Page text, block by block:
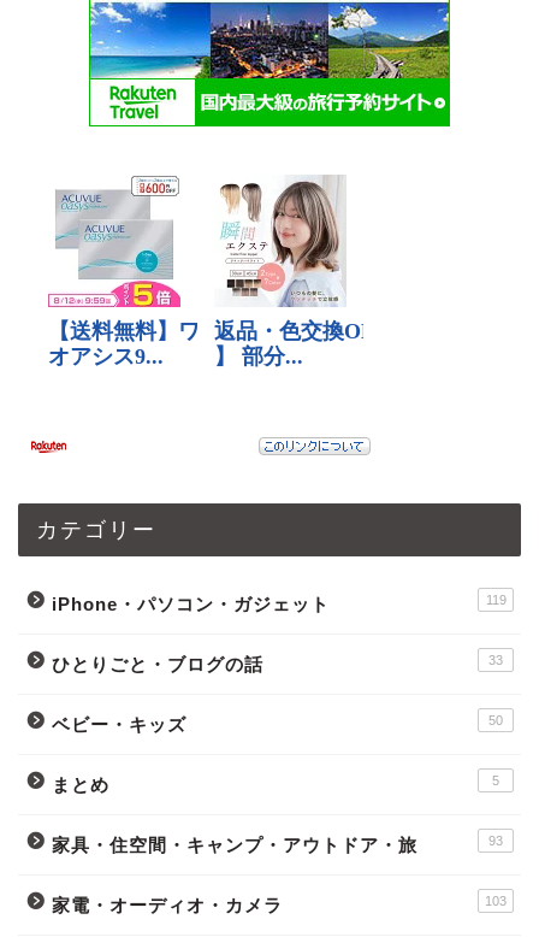
カテゴリー
iPhone・パソコン・ガジェット 119
ひとりごと・ブログの話 33
ベビー・キッズ 50
まとめ 5
家具・住空間・キャンプ・アウトドア・旅 93
家電・オーディオ・カメラ 103